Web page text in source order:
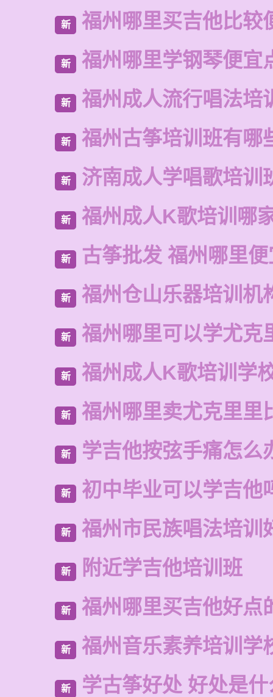
新 福州哪里买吉他比较
新 福州哪里学钢琴便宜
新 福州成人流行唱法培
新 福州古筝培训班有哪
新 济南成人学唱歌培训
新 福州成人K歌培训哪
新 古筝批发 福州哪里
新 福州仓山乐器培训机
新 福州哪里可以学尤克
新 福州成人K歌培训学
新 福州哪里卖尤克里里
新 学吉他按弦手痛怎么
新 初中毕业可以学吉他
新 福州市民族唱法培训
新 附近学吉他培训班
新 福州哪里买吉他好点
新 福州音乐素养培训学
新 学古筝好处 好处是什